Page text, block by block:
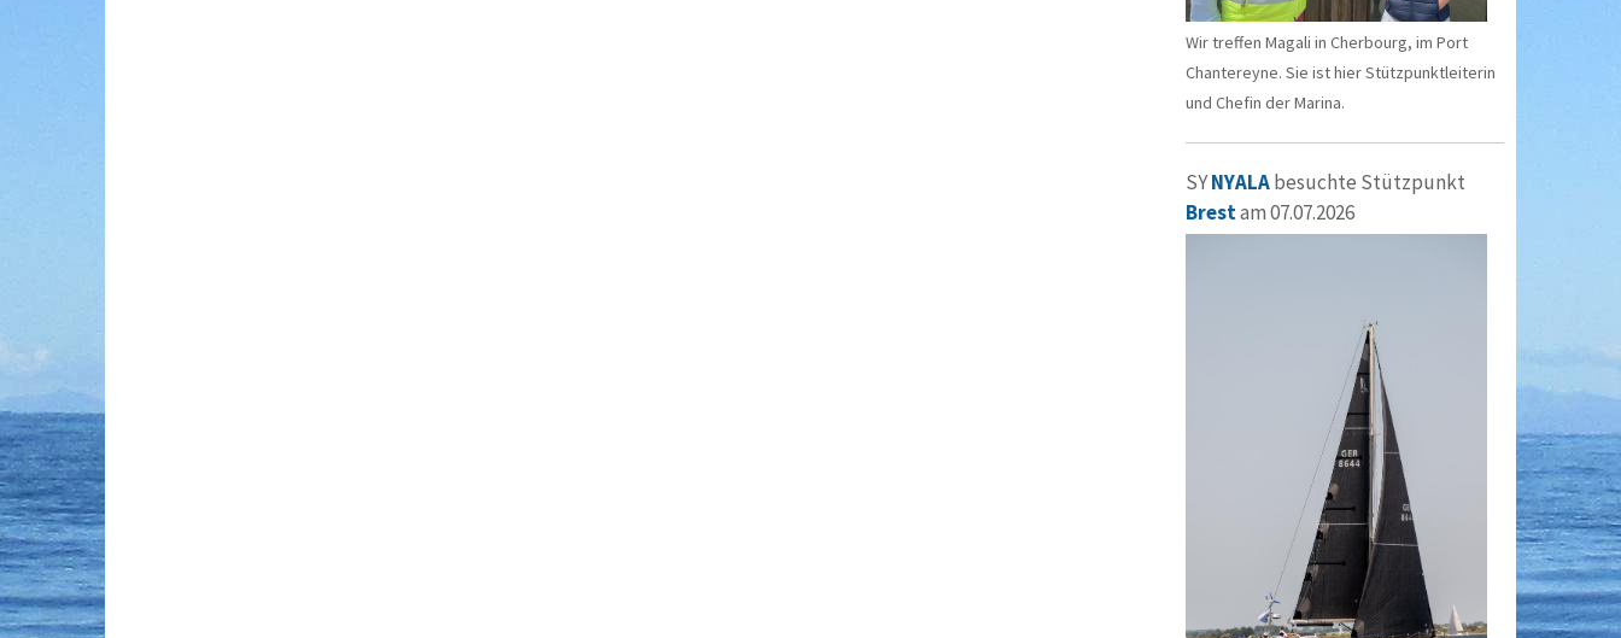
Wir treffen Magali in Cherbourg, im Port
Chantereyne. Sie ist hier Stützpunktleiterin
und Chefin der Marina.
SYNYALAbesuchte Stützpunkt
Brestam 07.07.2026